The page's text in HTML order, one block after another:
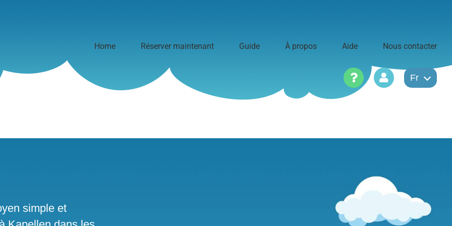
Home Réserver maintenant Guide À propos Aide Nous contacter
Fr
simple et